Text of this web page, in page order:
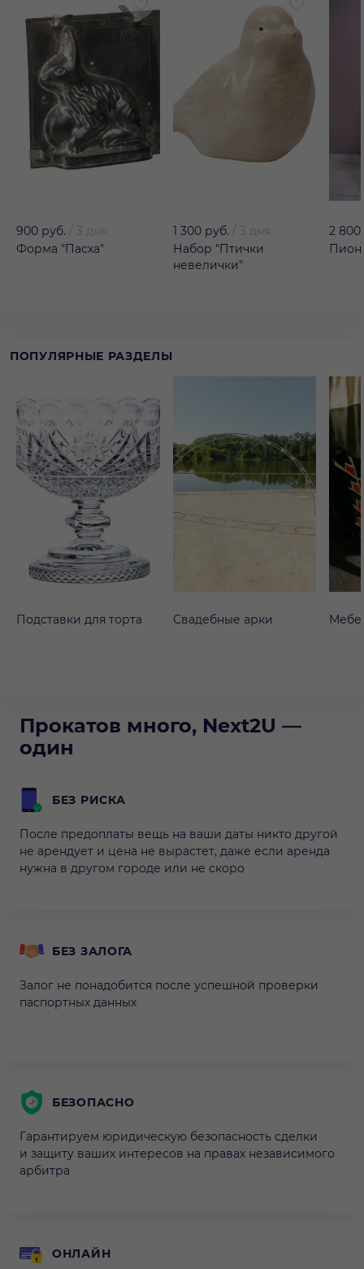
900 руб.
3 дня
Форма "Пасха"
1 300 руб.
3 дня
Набор "Птички
невелички"
2 800
Пион
ПОПУЛЯРНЫЕ РАЗДЕЛЫ
Подставки для торта Свадебные арки
Прокатов много, Next2U —
один
БЕЗ РИСКА
После предоплаты вещь на ваши даты никто другой
не арендует и цена не вырастет, даже если аренда
нужна в другом городе или не скоро
БЕЗ ЗАЛОГА
Залог не понадобится после успешной проверки
паспортных данных
БЕЗОПАСНО
Гарантируем юридическую безопасность сделки
и защиту ваших интересов на правах независимого
арбитра
ОНЛАЙН